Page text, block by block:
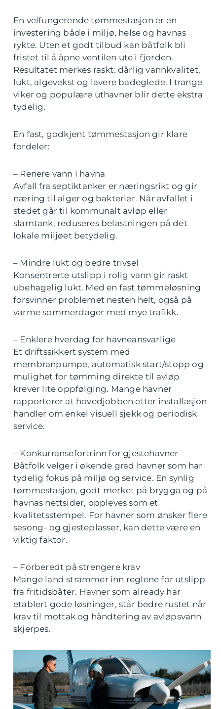
En velfungerende tømmestasjon er en
investering både i miljø, helse og havnas
rykte. Uten et godt tilbud kan båtfolk bli
fristet til å åpne ventilen ute i fjorden.
Resultatet merkes raskt: dårlig vannkvalitet,
lukt, algevekst og lavere badeglede. I trange
viker og populære uthavner blir dette ekstra
tydelig.
En fast, godkjent tømmestasjon gir klare
fordeler:
– Renere vann i havna
Avfall fra septiktanker er næringsrikt og gir
næring til alger og bakterier. Når avfallet i
stedet går til kommunalt avløp eller
slamtank, reduseres belastningen på det
lokale miljøet betydelig.
– Mindre lukt og bedre trivsel
Konsentrerte utslipp i rolig vann gir raskt
ubehagelig lukt. Med en fast tømmeløsning
forsvinner problemet nesten helt, også på
varme sommerdager med mye trafikk.
– Enklere hverdag for havneansvarlige
Et driftssikkert system med
membranpumpe, automatisk start/stopp og
mulighet for tømming direkte til avløp
krever lite oppfølging. Mange havner
rapporterer at hovedjobben etter installasjon
handler om enkel visuell sjekk og periodisk
service.
– Konkurransefortrinn for gjestehavner
Båtfolk velger i økende grad havner som har
tydelig fokus på miljø og service. En synlig
tømmestasjon, godt merket på brygga og på
havnas nettsider, oppleves som et
kvalitetsstempel. For havner som ønsker flere
sesong- og gjesteplasser, kan dette være en
viktig faktor.
– Forberedt på strengere krav
Mange land strammer inn reglene for utslipp
fra fritidsbåter. Havner som already har
etablert gode løsninger, står bedre rustet når
krav til mottak og håndtering av avløpsvann
skjerpes.